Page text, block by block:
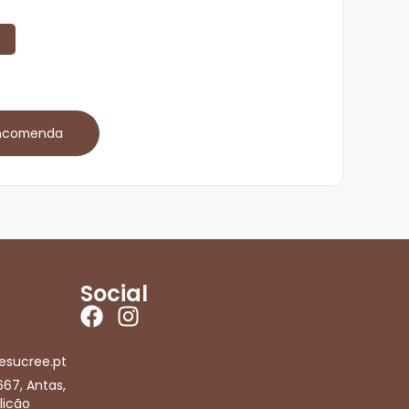
Antas,
Social